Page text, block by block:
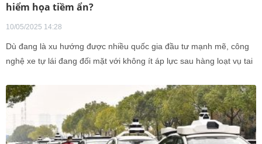
hiểm họa tiềm ẩn?
10/05/2025 14:28
Dù đang là xu hướng được nhiều quốc gia đầu tư mạnh mẽ, công
nghệ xe tự lái đang đối mặt với không ít áp lực sau hàng loạt vụ tai
quan quản lý tại nhiều nước phải siết chặt hơn các quy định giám
sát và thử nghiệm, nhằm đảm bảo an toàn trước khi đưa vào vận
hành rộng rãi.